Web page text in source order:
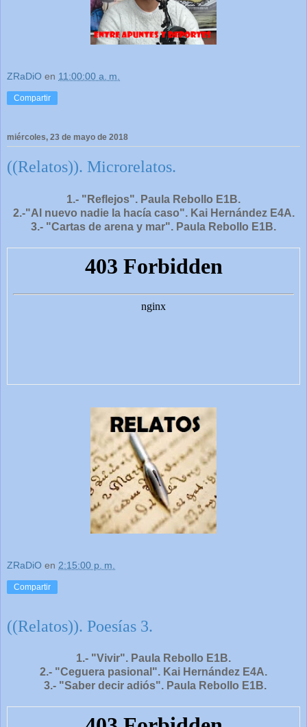
ZRaDiO en 11:00:00 a. m.
Compartir
miércoles, 23 de mayo de 2018
((Relatos)). Microrelatos.
1.- "Reflejos". Paula Rebollo E1B.
2.-"Al nuevo nadie la hacía caso". Kai Hernández E4A.
3.- "Cartas de arena y mar". Paula Rebollo E1B.
ZRaDiO en 2:15:00 p. m.
Compartir
((Relatos)). Poesías 3.
1.- "Vivir". Paula Rebollo E1B.
2.- "Ceguera pasional". Kai Hernández E4A.
3.- "Saber decir adiós". Paula Rebollo E1B.